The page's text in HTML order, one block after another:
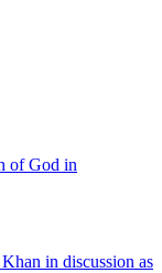
of God in
in discussion as